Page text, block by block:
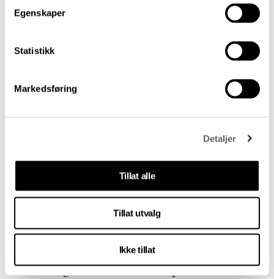
Egenskaper
Statistikk
Markedsføring
Detaljer
Tillat alle
Tillat utvalg
Ikke tillat
Høstens stipendutlysninger
Arbeidsstipend og diversestipend fra Statens